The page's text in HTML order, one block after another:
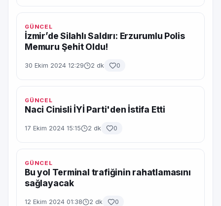
GÜNCEL
İzmir’de Silahlı Saldırı: Erzurumlu Polis
Memuru Şehit Oldu!
30 Ekim 2024 12:29 2 dk 0
GÜNCEL
Naci Cinisli İYİ Parti'den İstifa Etti
17 Ekim 2024 15:15 2 dk 0
GÜNCEL
Bu yol Terminal trafiğinin rahatlamasını
sağlayacak
12 Ekim 2024 01:38 2 dk 0